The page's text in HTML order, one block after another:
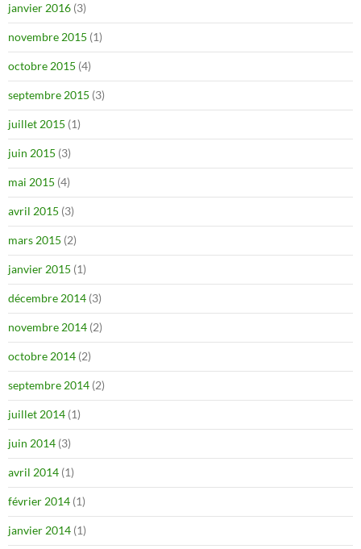
janvier 2016 (3)
novembre 2015 (1)
octobre 2015 (4)
septembre 2015 (3)
juillet 2015 (1)
juin 2015 (3)
mai 2015 (4)
avril 2015 (3)
mars 2015 (2)
janvier 2015 (1)
décembre 2014 (3)
novembre 2014 (2)
octobre 2014 (2)
septembre 2014 (2)
juillet 2014 (1)
juin 2014 (3)
avril 2014 (1)
février 2014 (1)
janvier 2014 (1)